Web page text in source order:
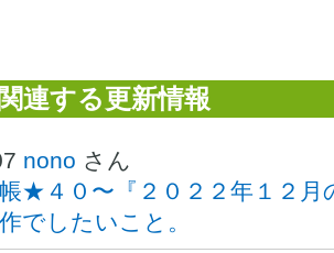
連する更新情報
nono さん
★４０〜『２０２２年１２月
でしたいこと。